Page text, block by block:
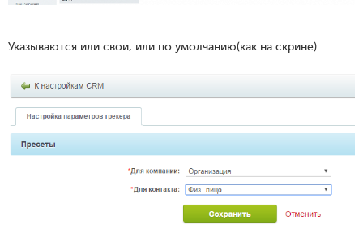
Указываются или свои, или по умолчанию(как на скрине).